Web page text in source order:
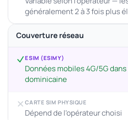
généralement 2 à 3 fois plus
Couverture réseau
ESIM (ESIMY)
Données mobiles 4G/5G
dominicaine
CARTE SIM PHYSIQUE
Dépend de l'opérateur choisi